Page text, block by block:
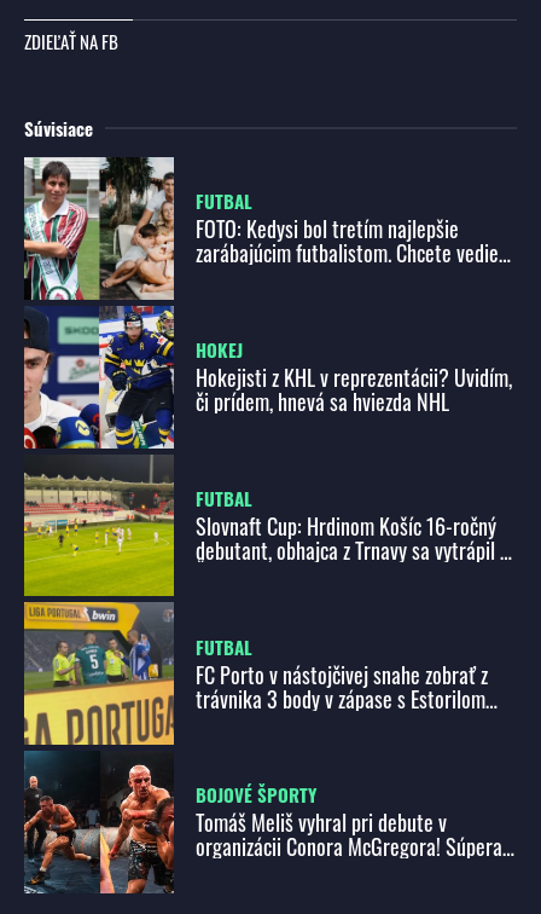
ZDIEĽAŤ NA FB
Súvisiace
FUTBAL
FOTO: Kedysi bol tretím najlepšie
zarábajúcim futbalistom. Chcete vedieť,
HOKEJ
Hokejisti z KHL v reprezentácii? Uvidím,
či prídem, hnevá sa hviezda NHL
FUTBAL
Slovnaft Cup: Hrdinom Košíc 16-ročný
debutant, obhajca z Trnavy sa vytrápil v
FUTBAL
FC Porto v nástojčivej snahe zobrať z
trávnika 3 body v zápase s Estorilom
BOJOVÉ ŠPORTY
Tomáš Meliš vyhral pri debute v
organizácii Conora McGregora! Súpera